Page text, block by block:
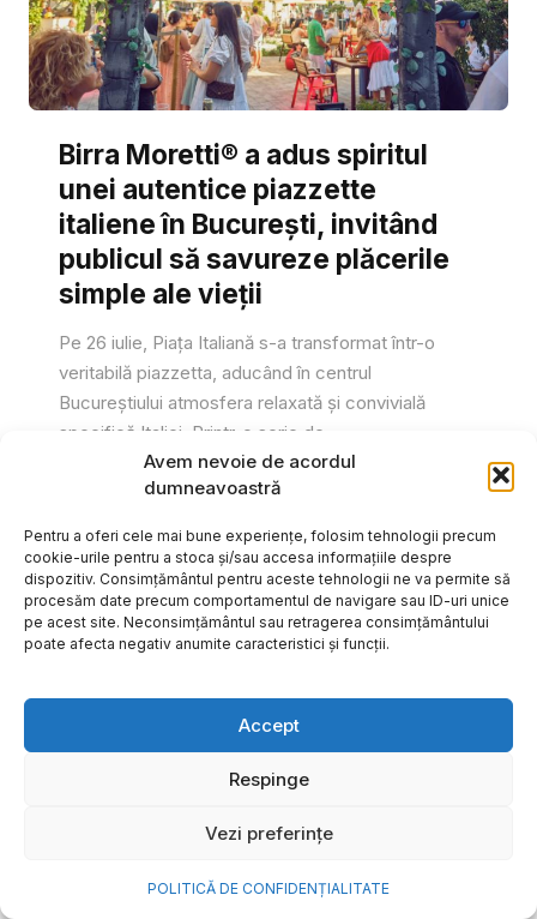
Avem nevoie de acordul
dumneavoastră
Pentru a oferi cele mai bune experiențe, folosim tehnologii precum
cookie-urile pentru a stoca și/sau accesa informațiile despre
dispozitiv. Consimțământul pentru aceste tehnologii ne va permite să
procesăm date precum comportamentul de navigare sau ID-uri unice
pe acest site. Neconsimțământul sau retragerea consimțământului
poate afecta negativ anumite caracteristici și funcții.
Accept
Respinge
Vezi preferințe
POLITICĂ DE CONFIDENȚIALITATE
Birra Moretti® a adus spiritul
unei autentice piazzette
italiene în București, invitând
publicul să savureze plăcerile
simple ale vieții
Pe 26 iulie, Piața Italiană s-a transformat într-o
veritabilă piazzetta, aducând în centrul
Bucureștiului atmosfera relaxată și convivială
specifică Italiei. Printr-o serie de...
Gabriel Barliga
frumoase amintiri ale verii într-